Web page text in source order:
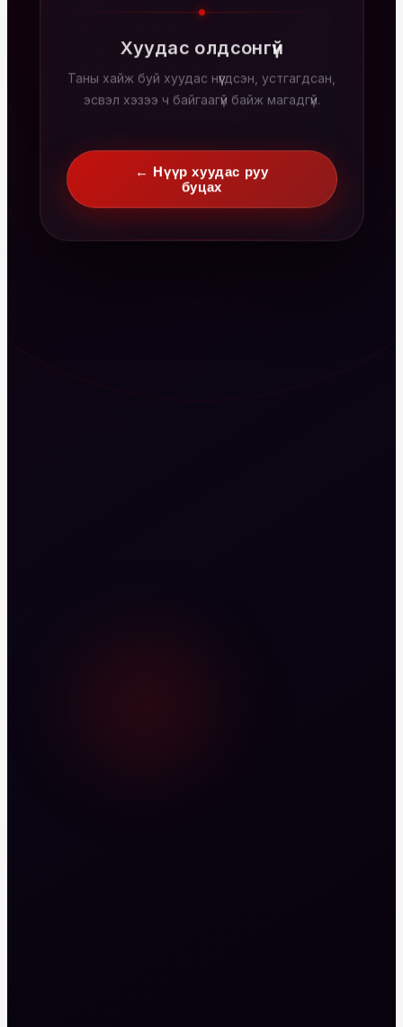
Хуудас олдсонгүй
Таны хайж буй хуудас нүүгдсэн, устгагдсан,
эсвэл хэзээ ч байгаагүй байж магадгүй.
← Нүүр хуудас руу
буцах